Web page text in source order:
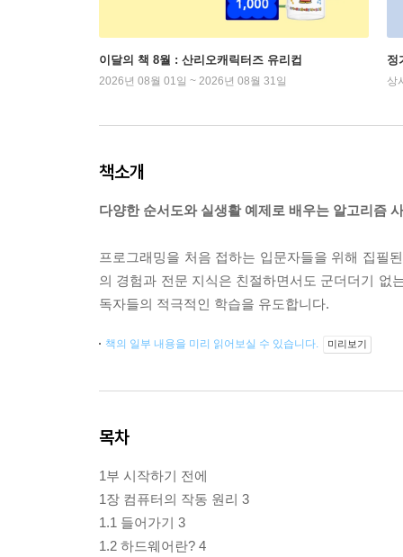
이달의 책 8월 : 산리오캐릭터즈 유리컵
2026년 08월 01일 ~ 2026년 08월 31일
정
상
책소개
다양한 순서도와 실생활 예제로 배우는 알고리즘
프로그래밍을 처음 접하는 입문자들을 위해 집필
의 경험과 전문 지식은 친절하면서도 군더더기 없
독자들의 적극적인 학습을 유도합니다.
책의 일부 내용을 미리 읽어보실 수 있습니다. 미리보기
목차
1부 시작하기 전에
1장 컴퓨터의 작동 원리 3
1.1 들어가기 3
1.2 하드웨어란? 4